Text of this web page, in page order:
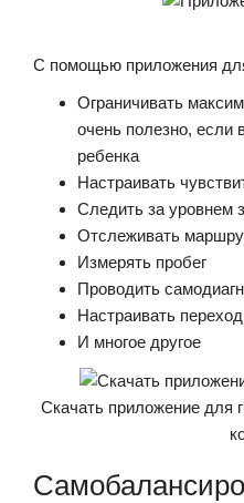
С помощью приложения
Ограничивать
очень полезно, если
ребенка
Настраивать
Следить за уровнем
Отслеживать
Измерять пробег
Проводить
Настраивать
И многое другое
Скачать приложение для